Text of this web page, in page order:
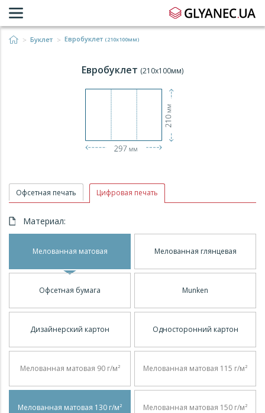
Буклет Евробуклет (210x100мм)
Евробуклет (210x100мм)
Офсетная печать Цифровая печать
Материал:
Мелованная матовая Мелованная глянцевая
Офсетная бумага Munken
Дизайнерский картон Односторонний картон
Мелованная матовая 90 г/м² Мелованная матовая 115 г/м²
Мелованная матовая 130 г/м² Мелованная матовая 150 г/м²